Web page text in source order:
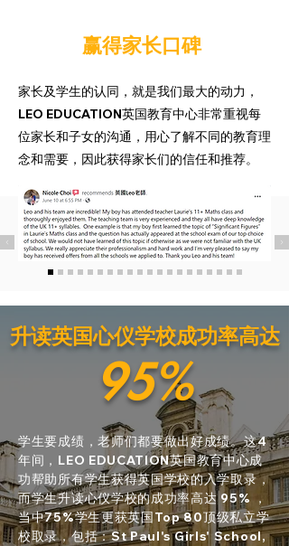
赢得家长口碑
家长及学生的认同，就是我们最大的动力，
LEO EDUCATION英国教育中心非常重视每
位家长和子女的沟通，用心了解不同的教育理
念和需要，因此获得家长们的信任和推荐。
升读英国心仪学校成功率高达
95%
学生要成绩，老师们都要做出好成绩。这4
年间，LEO EDUCATION英国教育中心成
功帮助所有学生获得英国学校的入学取录，
而学生升读心仪学校的成功率高达 95% ，
当中75%学生更获英国Top 80顶级私立学
校取录，包括：St Paul's Girls' School,